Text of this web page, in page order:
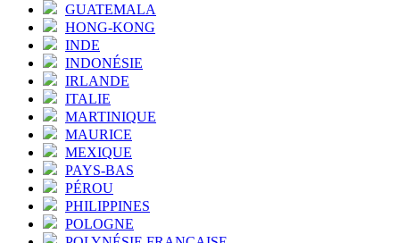
GUATEMALA
HONG-KONG
INDE
INDONÉSIE
IRLANDE
ITALIE
MARTINIQUE
MAURICE
MEXIQUE
PAYS-BAS
PÉROU
PHILIPPINES
POLOGNE